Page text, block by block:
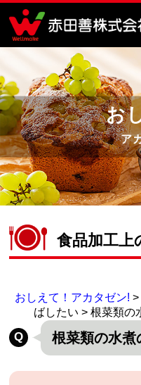
お
ア
食品加工上
おしえて！アカタゼン! >
ばしたい > 根菜類の
根菜類の水煮